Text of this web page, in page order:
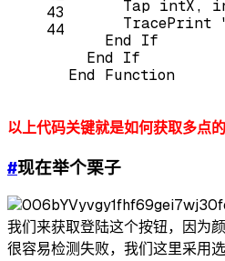
43
44
Tap intX,
TracePrint
    End If
  End If
End Function
以上代码关键就是如何获取多点
#现在举个栗子
我们来获取登陆这个按钮，因为
很容易检测失败，我们这里采用选